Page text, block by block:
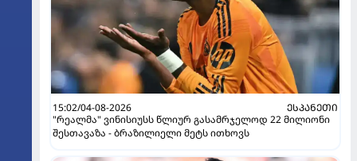
15:02/04-08-2026
ᲔᲡᲞᲐᲜᲔᲗᲘ
"რეალმა" ვინისიუსს წლიურ გასამრჯელოდ 22 მილიონი
შესთავაზა - ბრაზილიელი მეტს ითხოვს